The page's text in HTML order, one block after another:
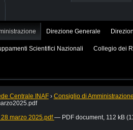
Direzione Generale
Scientifici Nazionali Collegio dei
Centrale INAF › Consiglio di
marzo 2025.pdf— PDF document, 112 kB